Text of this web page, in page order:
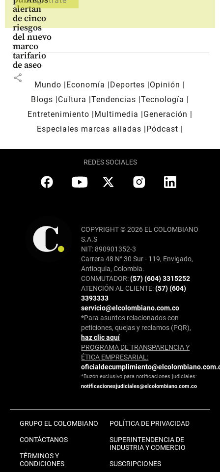
alertan
de cinco
riesgos
del nuevo
marco
tarifario
de aseo
share
Mundo Economía Deportes
Opinión
Blogs
Cultura Tendencias Tecnología
Entretenimiento
Multimedia
Generación
Especiales marcas aliadas
Pódcast
REDES SOCIALES
COPYRIGHT © 2026 EL COLOMBIANO
S.A.S
NIT: 890901352-3
Carrera 48 N° 30 Sur - 119, Envigado,
Antioquia, Colombia.
CONMUTADOR:(57) (604) 3315252
ATENCIÓN AL CLIENTE:(57) (604)
3393333
servicio@elcolombiano.com.co
*Para asuntos relacionados con
peticiones, quejas y reclamos (PQR),
haz clic aquí
PROGRAMA DE TRANSPARENCIA Y
ÉTICA EMPRESARIAL:
*Buzón exclusivo para notificaciones judiciales:
notificacionesjudiciales@elcolombiano.com.co
GRUPO EL COLOMBIANO
CONTÁCTANOS
TÉRMINOS Y
CONDICIONES
POLÍTICA DE PRIVACIDAD
SUPERINTENDENCIA DE
INDUSTRIA Y COMERCIO
SUSCRIPCIONES